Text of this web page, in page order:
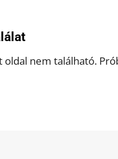
oldal nem található.